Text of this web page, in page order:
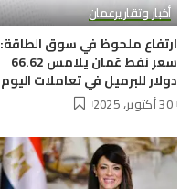
أخبار وتقاريرعمان
ارتفاع ملحوظ في سوق الطاقة:
سعر نفط عُمان يلامس 66.62
دولار للبرميل في تعاملات اليوم
30 أكتوبر، 2025